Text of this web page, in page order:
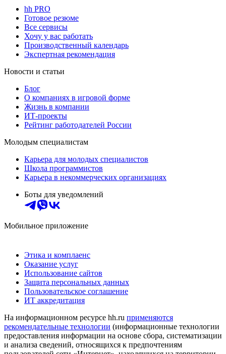
hh PRO
Готовое резюме
Все сервисы
Хочу у вас работать
Производственный календарь
Экспертная рекомендация
Новости и статьи
Блог
О компаниях в игровой форме
Жизнь в компании
ИТ-проекты
Рейтинг работодателей России
Молодым специалистам
Карьера для молодых специалистов
Школа программистов
Карьера в некоммерческих организациях
Боты для уведомлений
Мобильное приложение
Этика и комплаенс
Оказание услуг
Использование сайтов
Защита персональных данных
Пользовательское соглашение
ИТ аккредитация
На информационном ресурсе hh.ru применяются
рекомендательные технологии (информационные технологии
предоставления информации на основе сбора, систематизации
и анализа сведений, относящихся к предпочтениям